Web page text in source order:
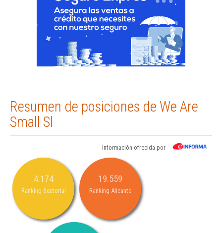
Resumen de posiciones de We Are
Small Sl
Información ofrecida por
4.174
Ranking Sectorial
19.559
Ranking Alicante